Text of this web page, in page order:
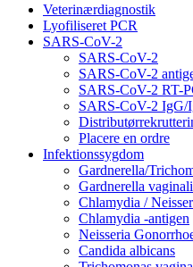
Veterinærdiagnostik
Lyofiliseret PCR
SARS-CoV-2
SARS-CoV-2
SARS-CoV-2
SARS-CoV-2 RT-
SARS-CoV-2 IgG/
Placere en ordre
Infektionssygdom
Gardnerella/
Gardnerella
Chlamydia /
Chlamydia -antigen
Neisseria
Candida albicans